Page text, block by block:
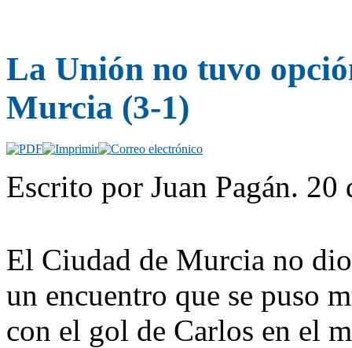
La Unión no tuvo
Murcia (3-1)
Escrito por Juan Pagán.
El Ciudad de Murcia no
un encuentro que se puso
con el gol de Carlos en el